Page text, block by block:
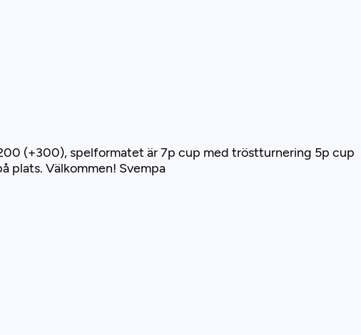
(+300), spelformatet är 7p cup med tröstturnering 5p cup
plats. Välkommen! Svempa